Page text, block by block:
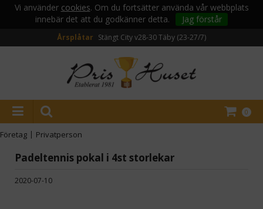
Vi använder cookies. Om du fortsätter använda vår webbplats
innebär det att du godkänner detta.
Jag förstår
Årsplåtar Stängt City v28-30Täby (23-27/7)
0
Företag | Privatperson
Padeltennis pokal i 4st storlekar
2020-07-10